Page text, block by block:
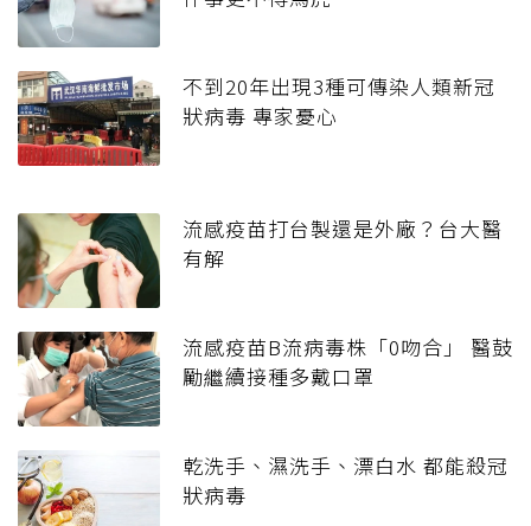
不到20年出現3種可傳染人類新冠
狀病毒 專家憂心
流感疫苗打台製還是外廠？台大醫
有解
流感疫苗B流病毒株「0吻合」 醫鼓
勵繼續接種多戴口罩
乾洗手、濕洗手、漂白水 都能殺冠
狀病毒